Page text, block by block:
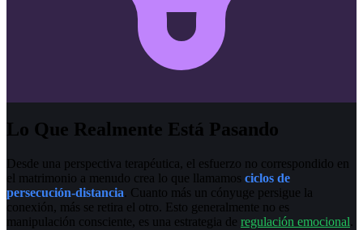
Lo Que Realmente Está Pasando
Desde una perspectiva terapéutica, el esfuerzo no correspondido en
el matrimonio a menudo crea lo que llamamos ciclos de
persecución-distancia . Cuanto más un cónyuge persigue la
conexión, más se retira el otro. Esto generalmente no es
manipulación consciente, es una estrategia de regulación emocional